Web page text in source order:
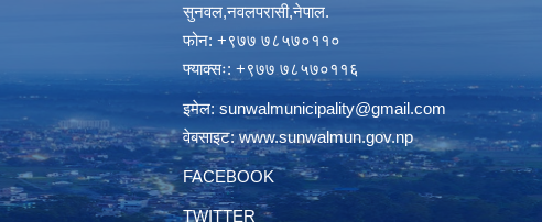
सुनवल,नवलपरासी,नेपाल.
फोन: +९७७ ७८५७०११०
फ्याक्सः: +९७७ ७८५७०११६
इमेल: sunwalmunicipality@gmail.com
वेबसाइट:www.sunwalmun.gov.np
FACEBOOK
TWITTER